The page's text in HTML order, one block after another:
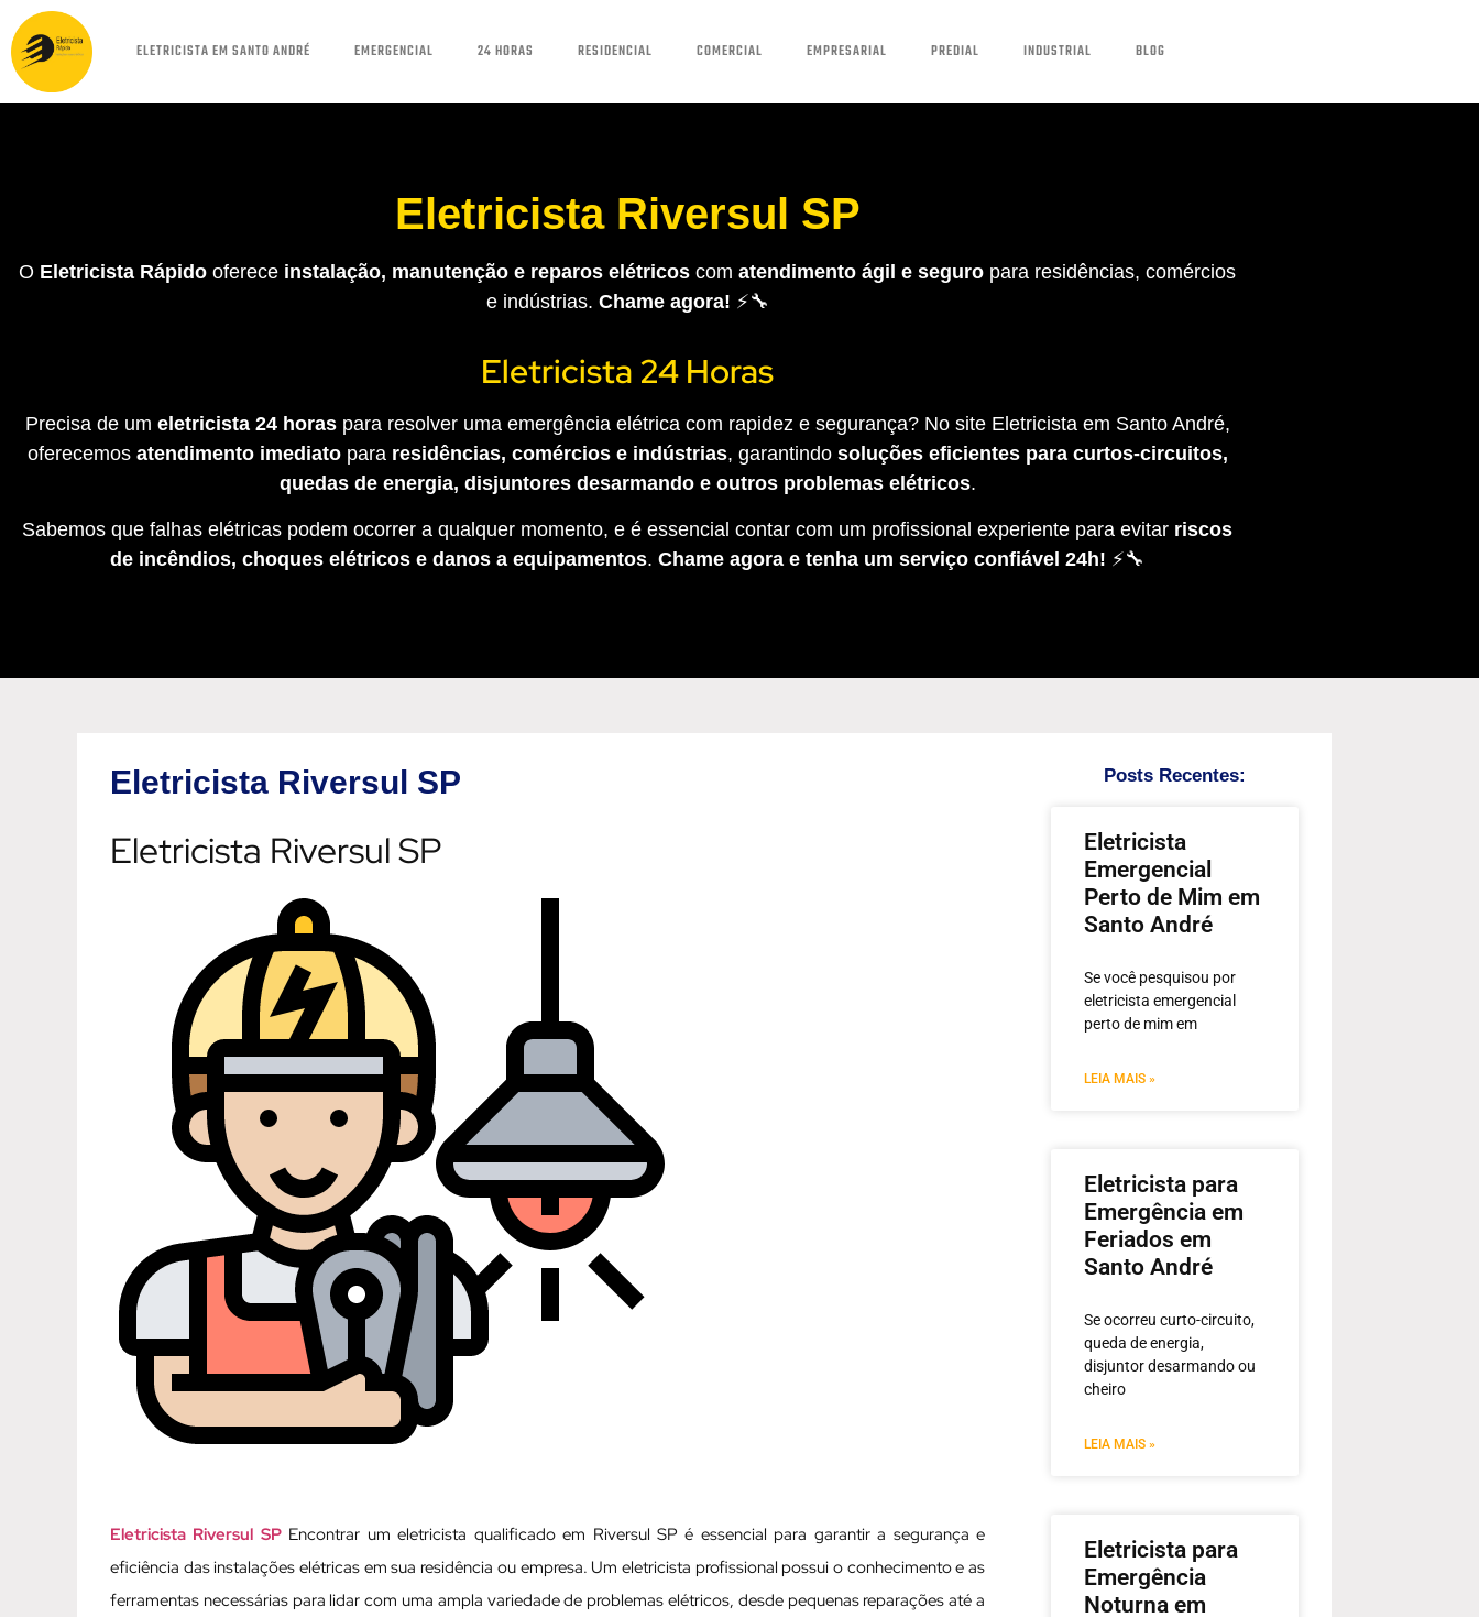
ELETRICISTA EM SANTO ANDRÉ EMERGENCIAL 24 HORAS RESIDENCIAL COMERCIAL EMPRESARIAL PREDIAL INDUSTRIAL BLOG
Eletricista Riversul SP
O Eletricista Rápido oferece instalação, manutenção e reparos elétricos com atendimento ágil e seguro para residências, comércios
e indústrias. Chame agora! ⚡🔧
Eletricista 24 Horas
Precisa de um eletricista 24 horaspara resolver uma emergência elétrica com rapidez e segurança? No site Eletricista em Santo André,
oferecemos atendimento imediatopara residências, comércios e indústrias, garantindo soluções eficientes para curtos-circuitos,
quedas de energia, disjuntores desarmando e outros problemas elétricos.
Sabemos que falhas elétricas podem ocorrer a qualquer momento, e é essencial contar com um profissional experiente para evitar riscos
de incêndios, choques elétricos e danos a equipamentos. Chame agora e tenha um serviço confiável 24h! ⚡🔧
Eletricista Riversul SP
Eletricista Riversul SP
Eletricista Riversul SPEncontrar um eletricista qualificado em Riversul SP é essencial para garantir a segurança e
eficiência das instalações elétricas em sua residência ou empresa. Um eletricista profissional possui o conhecimento e as
ferramentas necessárias para lidar com uma ampla variedade de problemas elétricos, desde pequenas reparações até a
Posts Recentes:
Eletricista
Emergencial
Perto de Mim em
Santo André
Se você pesquisou por
eletricista emergencial
perto de mim em
LEIA MAIS »
Eletricista para
Emergência em
Feriados em
Santo André
Se ocorreu curto-circuito,
queda de energia,
disjuntor desarmando ou
cheiro
LEIA MAIS »
Eletricista para
Emergência
Noturna em